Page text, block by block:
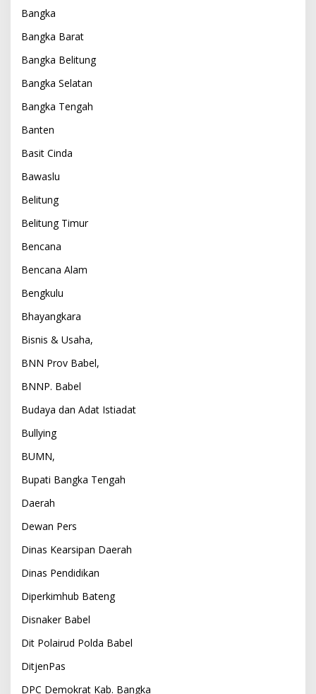
Bangka
Bangka Barat
Bangka Belitung
Bangka Selatan
Bangka Tengah
Banten
Basit Cinda
Bawaslu
Belitung
Belitung Timur
Bencana
Bencana Alam
Bengkulu
Bhayangkara
Bisnis & Usaha,
BNN Prov Babel,
BNNP. Babel
Budaya dan Adat Istiadat
Bullying
BUMN,
Bupati Bangka Tengah
Daerah
Dewan Pers
Dinas Kearsipan Daerah
Dinas Pendidikan
Diperkimhub Bateng
Disnaker Babel
Dit Polairud Polda Babel
DitjenPas
DPC Demokrat Kab. Bangka